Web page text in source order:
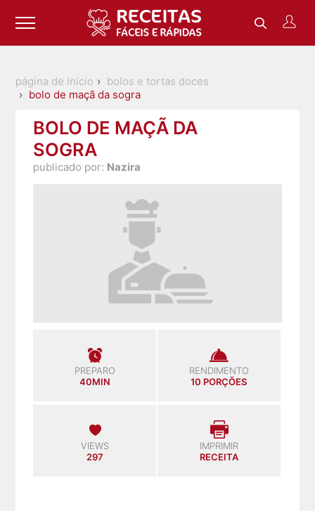
página de inicio
bolos e tortas doces
bolo de maçã da sogra
BOLO DE MAÇÃ DA
SOGRA
publicado por: Nazira
PREPARO
40MIN
RENDIMENTO
10 PORÇÕES
VIEWS
297
IMPRIMIR
RECEITA